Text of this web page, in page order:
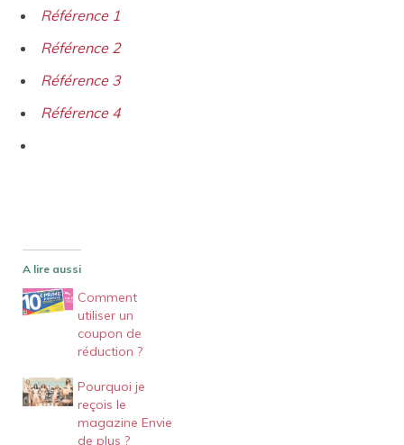
Référence 1
Référence 2
Référence 3
Référence 4
A lire aussi
Comment
utiliser un
coupon de
réduction ?
Pourquoi je
reçois le
magazine Envie
de plus ?